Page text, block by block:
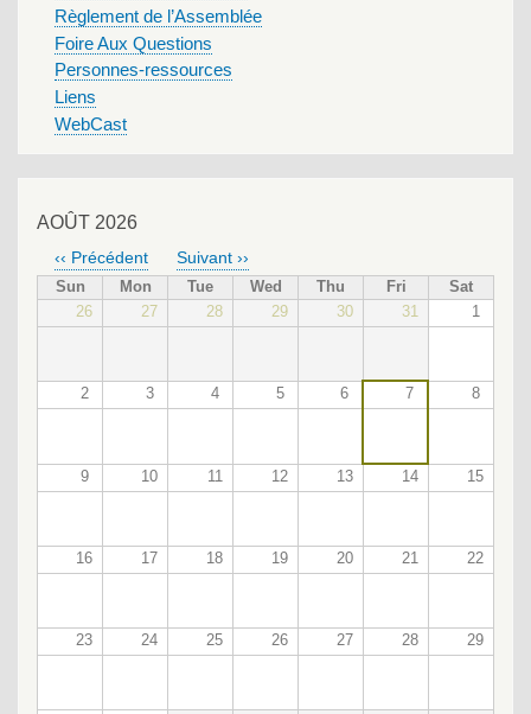
Règlement de l’Assemblée
Foire Aux Questions
Personnes-ressources
Liens
WebCast
AOÛT 2026
PAGINATION
‹‹ Précédent Suivant ››
Sun Mon Tue Wed Thu Fri
Sat
26
27 28 29 30 31 1
2 3 4 5 6 7 8
9 10 11 12 13 14 15
16 17 18 19 20 21 22
23 24 25 26 27 28 29